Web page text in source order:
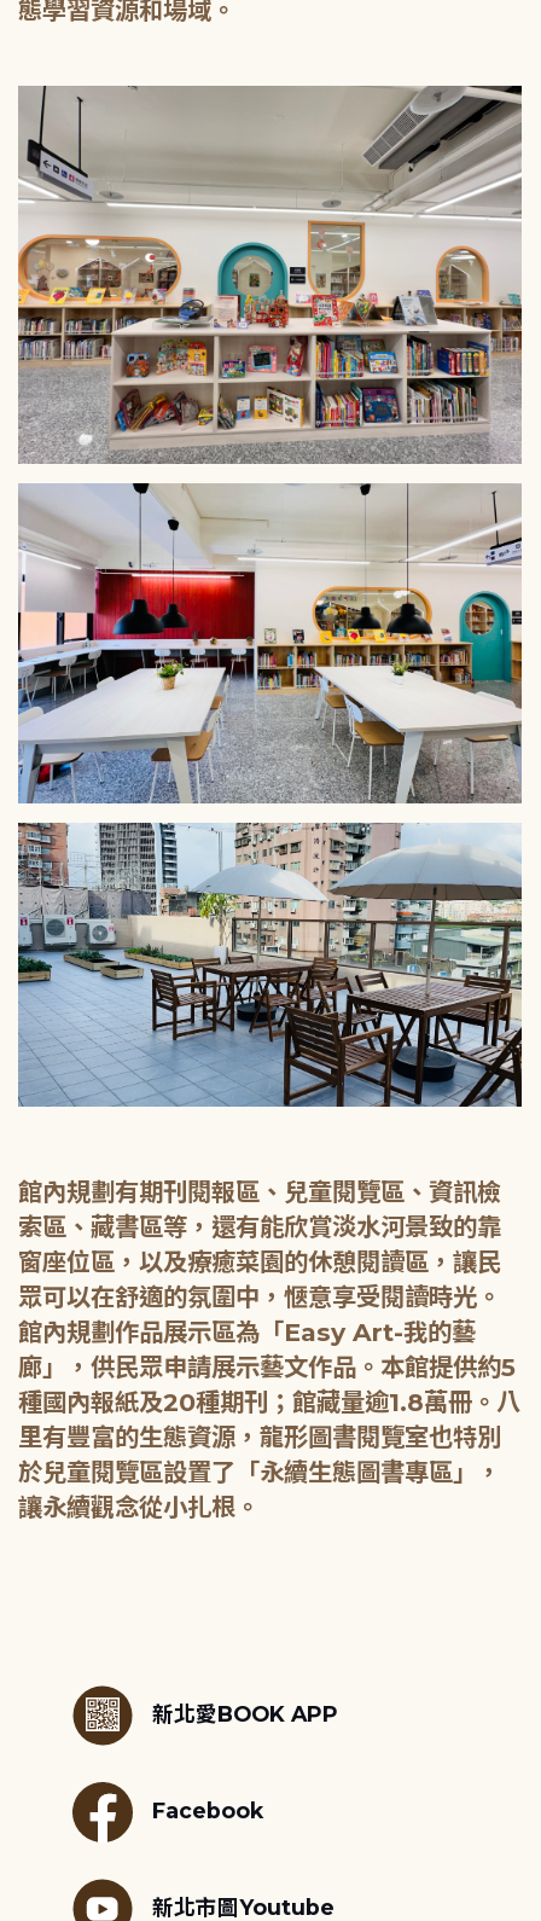
館內規劃有期刊閱報區、兒童閱覽區、資訊檢
索區、藏書區等，還有能欣賞淡水河景致的靠
窗座位區，以及療癒菜園的休憩閱讀區，讓民
眾可以在舒適的氛圍中，愜意享受閱讀時光。
館內規劃作品展示區為「Easy Art-我的藝
廊」，供民眾申請展示藝文作品。本館提供約5
種國內報紙及20種期刊；館藏量逾1.8萬冊。八
里有豐富的生態資源，龍形圖書閱覽室也特別
於兒童閱覽區設置了「永續生態圖書專區」，
新北愛BOOK APP
Facebook
新北市圖Youtube